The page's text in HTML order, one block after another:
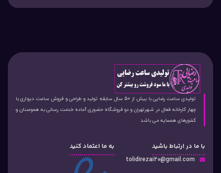
تولیدی ساعت رضایی با بیش از 50 سال سابقه تولید و طراحی و فروش ساعت دیواری با
چهار کارخانه فعال در شهرتهران و دو فروشگاه حضوری آماده خدمت رسانی به هموصنان و
کشورهای همسایه می باشد
با ما در ارتباط باشید
tolidirezai20@gmail.com
به ما اعتماد کنید